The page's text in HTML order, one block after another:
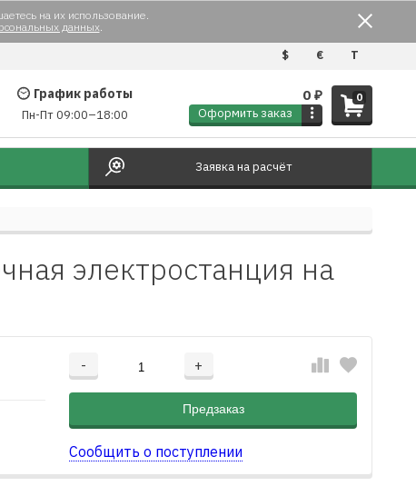
на их использование.
данных.
$ € T
График работы
Пн-Пт 09:00–18:00
0
0 ₽
Оформить заказ
Заявка на расчёт
электростанция на
- +
Добавляется...
Предзаказ
Добавлен
Сообщить о поступлении